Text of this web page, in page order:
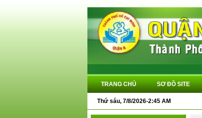
TRANG CHỦ SƠ ĐỒ SITE
Thứ sáu, 7/8/2026-2:45 AM